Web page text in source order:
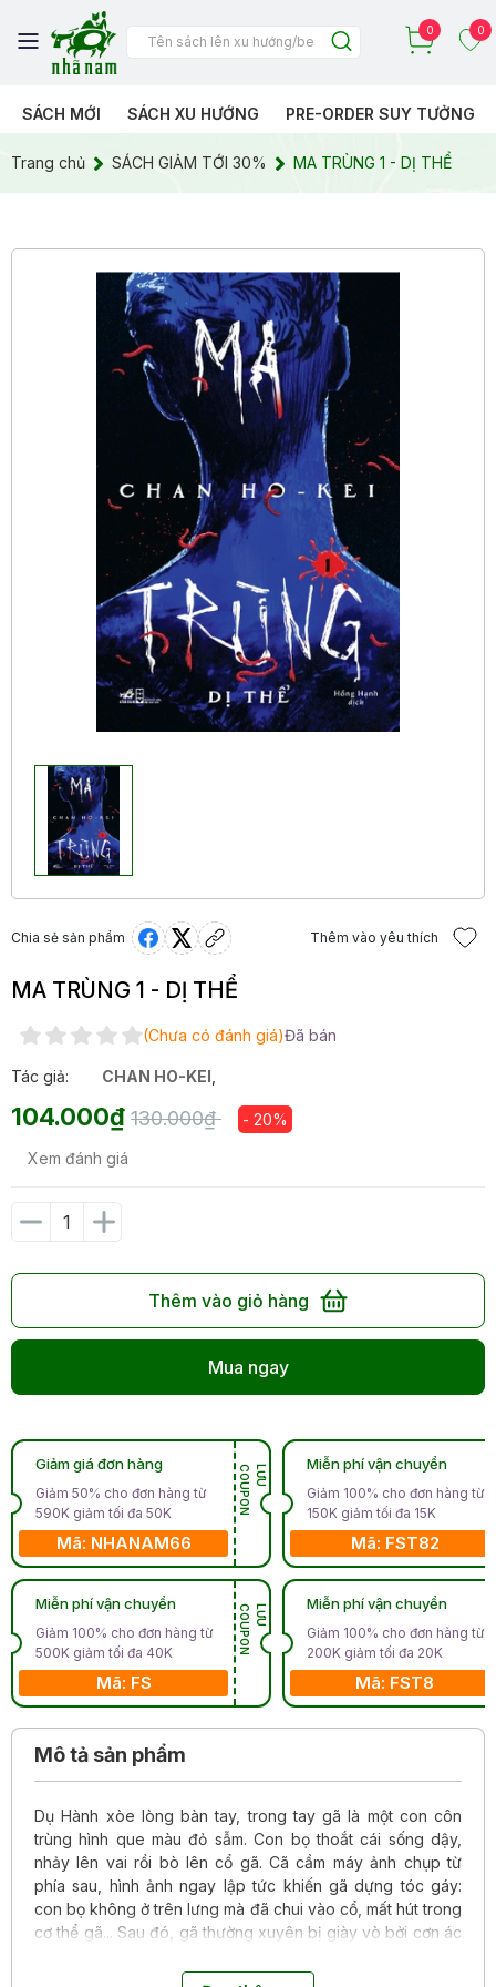
0 0
SÁCH MỚI SÁCH XU HƯỚNG PRE-ORDER SUY TƯỞNG
Trang chủ SÁCH GIẢM TỚI 30% MA TRÙNG 1 - DỊ THỂ
Chia sẻ sản phẩm Thêm vào yêu thích
MA TRÙNG 1 - DỊ THỂ
(Chưa có đánh giá)Đã bán
Tác giả: CHAN HO-KEI
104.000₫ 130.000₫ - 20%
Xem đánh giá
Thêm vào giỏ hàng
Mua ngay
Giảm giá đơn hàng
Giảm 50% cho đơn hàng từ
590K giảm tối đa 50K
Mã: NHANAM66
L
Ư
U
C
O
U
P
O
N
Miễn phí vận chuyển
Giảm 100% cho đơn hàng từ
500K giảm tối đa 40K
Mã: FS
L
Ư
U
C
O
U
P
O
N
Miễn phí vận chuyển
Giảm 100% cho đơn hàng từ
150K giảm tối đa 15K
Mã: FST82
Miễn phí vận chuyển
Giảm 100% cho đơn hàng từ
200K giảm tối đa 20K
Mã: FST8
Mô tả sản phẩm
Dụ Hành xòe lòng bàn tay, trong tay gã là một con côn
trùng hình que màu đỏ sẫm. Con bọ thoắt cái sống dậy,
nhảy lên vai rồi bò lên cổ gã. Cã cầm máy ảnh chụp từ
phía sau, hình ảnh ngay lập tức khiến gã dựng tóc gáy:
con bọ không ở trên lưng mà đã chui vào cổ, mất hút trong
cơ thể gã... Sau đó, gã thường xuyên bị giày vò bởi cơn ác
Mình đã biến thành thứ quái vật gì vậy?